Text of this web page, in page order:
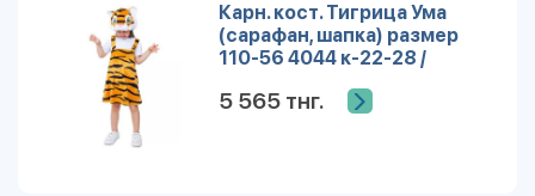
Карн. кост. Тигрица Ума
(сарафан, шапка) размер
110-56 4044 к-22-28 /
5 565 тнг.